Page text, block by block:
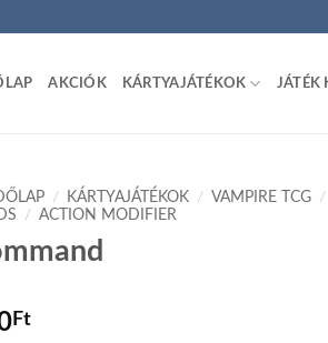
AKCIÓK KÁRTYAJÁTÉKOK JÁTÉK
/ KÁRTYAJÁTÉKOK / VAMPIRE TCG /
/ ACTION MODIFIER
Ft